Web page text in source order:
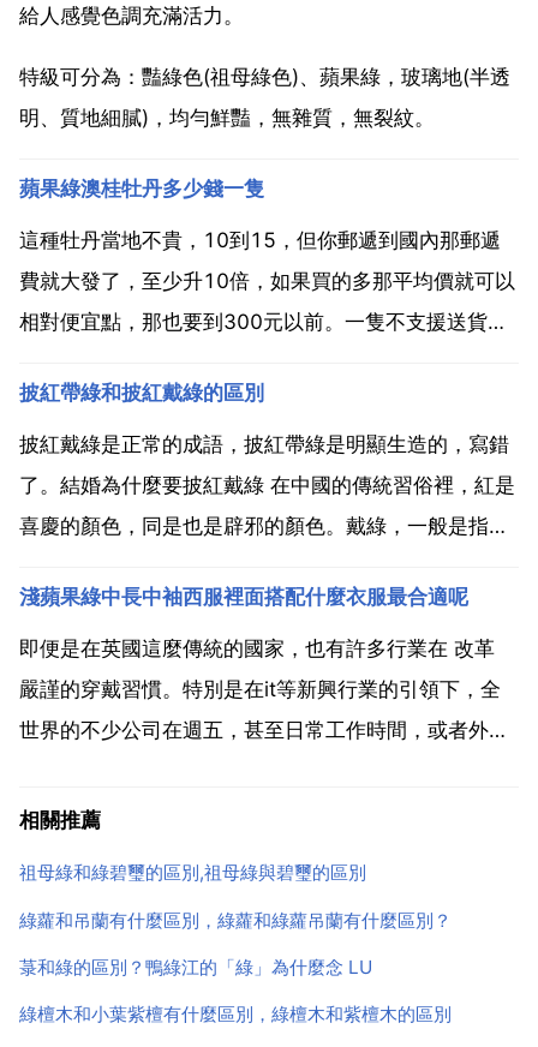
給人感覺色調充滿活力。
特級可分為：豔綠色(祖母綠色)、蘋果綠，玻璃地(半透
明、質地細膩)，均勻鮮豔，無雜質，無裂紋。
蘋果綠澳桂牡丹多少錢一隻
這種牡丹當地不貴，10到15，但你郵遞到國內那郵遞
費就大發了，至少升10倍，如果買的多那平均價就可以
相對便宜點，那也要到300元以前。一隻不支援送貨
貴，10到15，但你郵遞到國內那郵遞費就大發了，至
少升10倍，如果買的多那平均價的，植物郵遞有風險，
何況是...
披紅帶綠和披紅戴綠的區別
披紅戴綠是正常的成語，披紅帶綠是明顯生造的，寫錯
了。結婚為什麼要披紅戴綠 在中國的傳統習俗裡，紅是
喜慶的顏色，同是也是辟邪的顏色。戴綠，一般是指新
柏長青 我們家那邊說紅官綠娘子，結婚當晚的被子男的
用紅色的，女的用綠色的。穿紅不受窮，穿綠不受欺！
呵呵 十...
淺蘋果綠中長中袖西服裡面搭配什麼衣服最合適呢
即便是在英國這麼傳統的國家，也有許多行業在 改革
嚴謹的穿戴習慣。特別是在it等新興行業的引領下，全
世界的不少公司在週五，甚至日常工作時間，或者外出
裝，通常是指單件西式上衣或夾克配 半正式 襯衣，布
相關推薦
祖母綠和綠碧璽的區別,祖母綠與碧璽的區別
綠蘿和吊蘭有什麼區別，綠蘿和綠蘿吊蘭有什麼區別？
菉和綠的區別？鴨綠江的「綠」為什麼念 LU
綠檀木和小葉紫檀有什麼區別，綠檀木和紫檀木的區別